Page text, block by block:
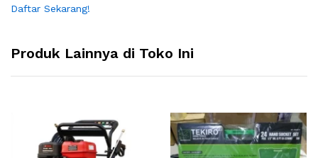
Daftar Sekarang!
Produk Lainnya di Toko Ini